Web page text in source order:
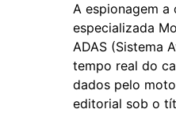
A espionagem
especializada
ADAS (Sistema
tempo real do
dados pelo
editorial sob o